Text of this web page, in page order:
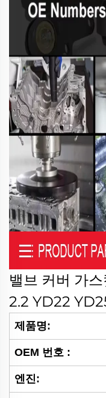
밸브 커버 가
2.2 YD22
제품명:
OEM 번호 :
엔진: